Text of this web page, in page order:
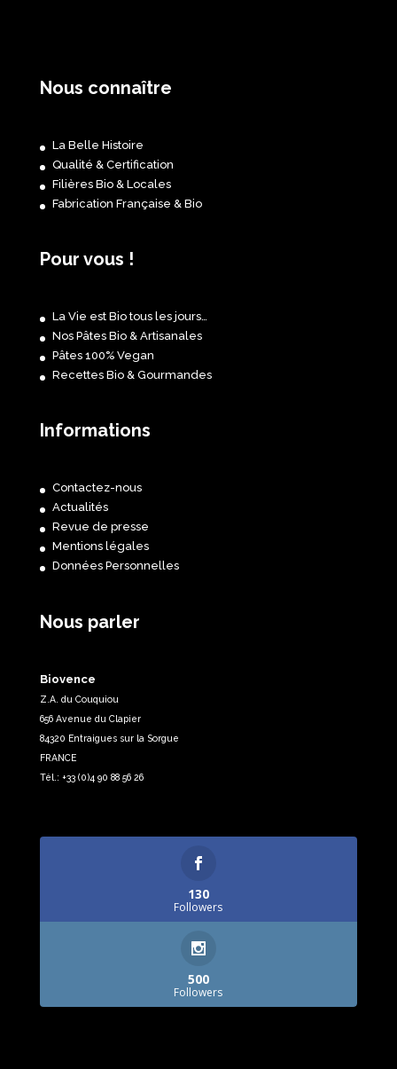
Nous connaître
La Belle Histoire
Qualité & Certification
Filières Bio & Locales
Fabrication Française & Bio
Pour vous !
La Vie est Bio tous les jours…
Nos Pâtes Bio & Artisanales
Pâtes 100% Vegan
Recettes Bio & Gourmandes
Informations
Contactez-nous
Actualités
Revue de presse
Mentions légales
Données Personnelles
Nous parler
Biovence
Z.A. du Couquiou
656 Avenue du Clapier
84320 Entraigues sur la Sorgue
FRANCE
Tél.: +33 (0)4 90 88 56 26
130
Followers
500
Followers